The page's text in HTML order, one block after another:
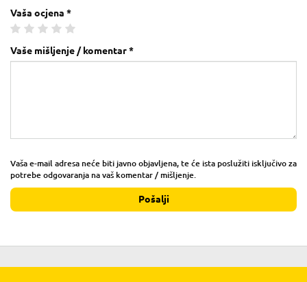
Vaša ocjena *
Vaše mišljenje / komentar *
Vaša e-mail adresa neće biti javno objavljena, te će ista poslužiti isključivo za
potrebe odgovaranja na vaš komentar / mišljenje.
Pošalji